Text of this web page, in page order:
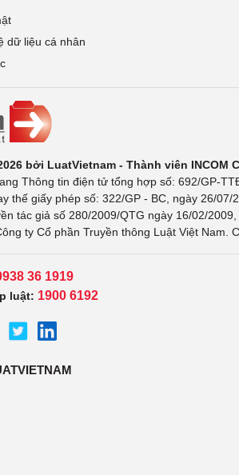
dữ liệu cá nhân
bởi LuatVietnam - Thành viên INCOM
Thông tin điện tử tổng hợp số: 692/GP-
thế giấy phép số: 322/GP - BC, ngày 26/
tác giả số 280/2009/QTG ngày 16/02/
ty Cổ phần Truyền thông Luật Việt Nam.
36 1919
luật: 1900 6192